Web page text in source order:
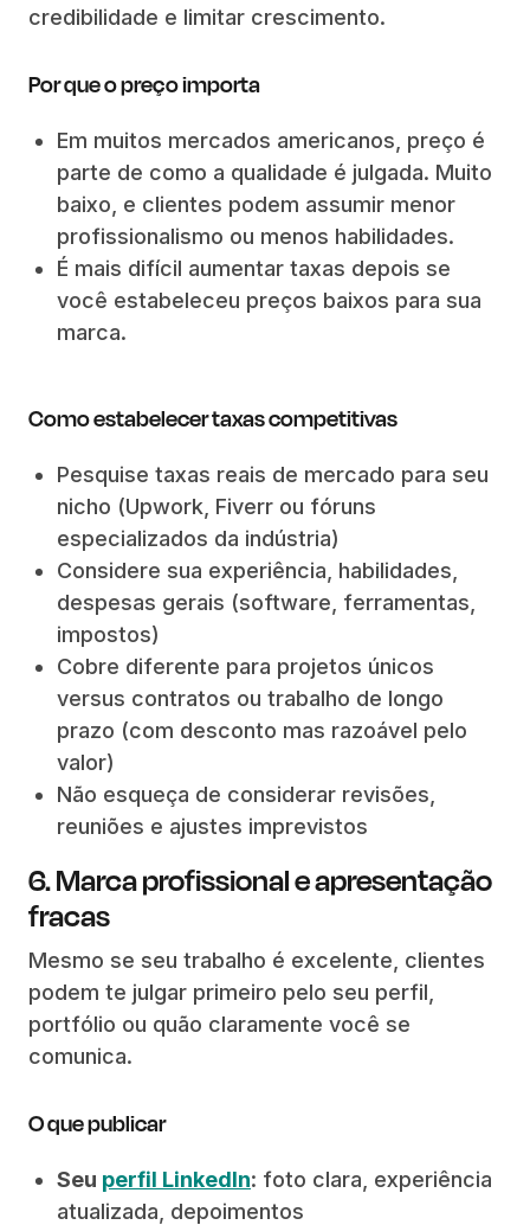
credibilidade e limitar crescimento.
Por que o preço importa
Em muitos mercados americanos, preço é
parte de como a qualidade é julgada. Muito
baixo, e clientes podem assumir menor
profissionalismo ou menos habilidades.
É mais difícil aumentar taxas depois se
você estabeleceu preços baixos para sua
marca.
Como estabelecer taxas competitivas
Pesquise taxas reais de mercado para seu
nicho (Upwork, Fiverr ou fóruns
especializados da indústria)
Considere sua experiência, habilidades,
despesas gerais (software, ferramentas,
impostos)
Cobre diferente para projetos únicos
versus contratos ou trabalho de longo
prazo (com desconto mas razoável pelo
valor)
Não esqueça de considerar revisões,
reuniões e ajustes imprevistos
6. Marca profissional e apresentação
fracas
Mesmo se seu trabalho é excelente, clientes
podem te julgar primeiro pelo seu perfil,
portfólio ou quão claramente você se
comunica.
O que publicar
Seu perfil LinkedIn: foto clara, experiência
atualizada, depoimentos